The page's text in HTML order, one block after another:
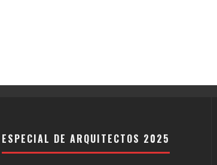
ESPECIAL DE ARQUITECTOS 2025